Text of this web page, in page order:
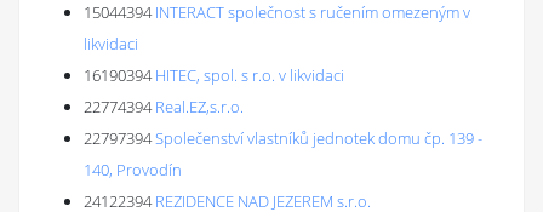
15044394 INTERACT společnost s ručením omezeným v
likvidaci
16190394 HITEC, spol. s r.o. v likvidaci
22774394 Real.EZ,s.r.o.
22797394Společenství vlastníků jednotek domu čp. 139 -
140, Provodín
24122394 REZIDENCE NAD JEZEREM s.r.o.